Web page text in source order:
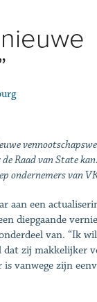
Raad van State
ondernemers van
een
diepgaande
van. “Ik
zij makkelijker
vanwege zijn